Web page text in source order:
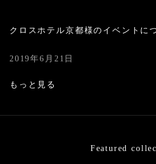
クロスホテル京都様のイベントに
2019年6月21日
もっと見る
Featured